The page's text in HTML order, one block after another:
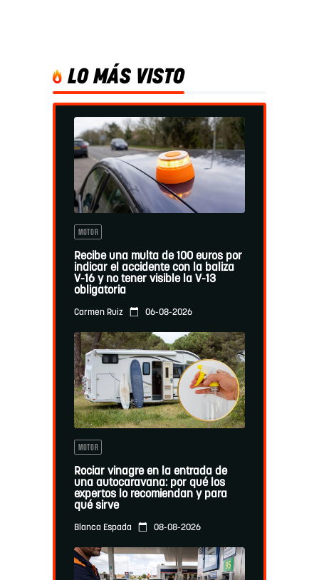
LO MÁS VISTO
MOTOR
Recibe una multa de 100 euros por
indicar el accidente con la baliza
V-16 y no tener visible la V-13
obligatoria
Carmen Ruiz 06-08-2026
MOTOR
Rociar vinagre en la entrada de
una autocaravana: por qué los
expertos lo recomiendan y para
qué sirve
Blanca Espada 08-08-2026